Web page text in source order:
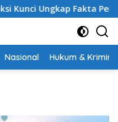
Fakta Persidangan
Nasional Hukum &